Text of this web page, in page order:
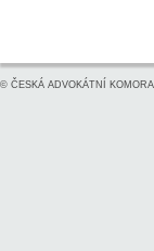
© ČESKÁ ADVOKÁTNÍ KOMORA